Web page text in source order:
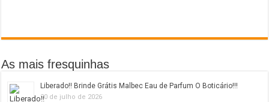
As mais fresquinhas
Liberado!! Brinde Grátis Malbec Eau de Parfum O Boticário!!!
20 de julho de 2026